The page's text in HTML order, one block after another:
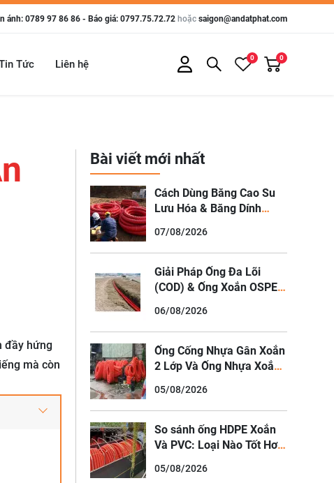
ánh: 0789 97 86 86 - Báo giá: 0797.75.72.72 hoặc saigon@andatphat.com
Tức Liên hệ
0 0
đầy hứng
mà còn
Bài viết mới nhất
Cách Dùng Băng Cao Su
Lưu Hóa & Băng Dính
Nối Ống HDPE Ngâm Nước
07/08/2026
Giải Pháp Ống Đa Lõi
(COD) & Ống Xoắn OSPEN
Cáp Quang Đô Thị
06/08/2026
Ống Cống Nhựa Gân Xoắn
2 Lớp Và Ống Nhựa Xoắn
05/08/2026
So sánh ống HDPE Xoắn
Và PVC: Loại Nào Tốt Hơn
05/08/2026